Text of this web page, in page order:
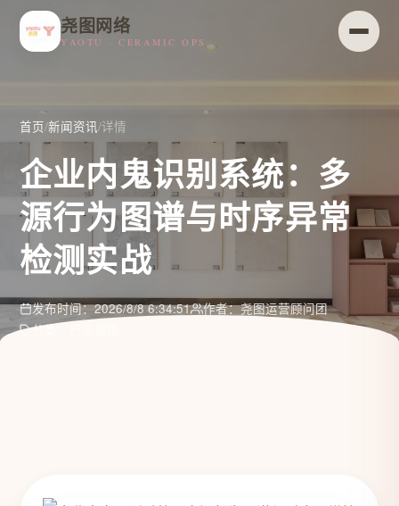
尧图网络
YAOTU · CERAMIC OPS
首页/新闻资讯/详情
企业内鬼识别系统：多
源行为图谱与时序异常
检测实战
发布时间：2026/8/8 6:34:51
作者：尧图运营顾问团
分类：行业资讯